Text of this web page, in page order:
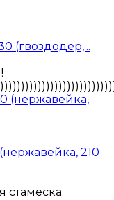
(гвоздодер,...
210
стамеска.